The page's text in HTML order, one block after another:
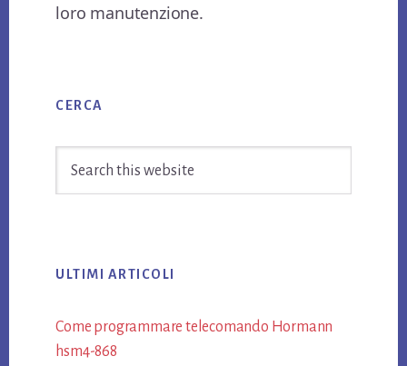
loro manutenzione.
Sidebar
CERCA
ULTIMI ARTICOLI
Come programmare telecomando Hormann​
hsm4-868​